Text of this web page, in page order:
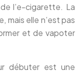
l’e-cigarette. La
mais elle n’est pas
et de vapoter
débuter est une